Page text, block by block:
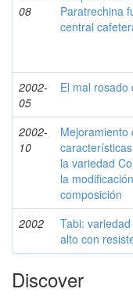
08
Paratrechina
central
2002-
05
El mal rosado
2002-
10
Mejoramiento
la variedad
la
composición
2002
Tabi:
alto con
Discover